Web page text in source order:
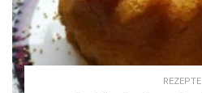
REZEPTE